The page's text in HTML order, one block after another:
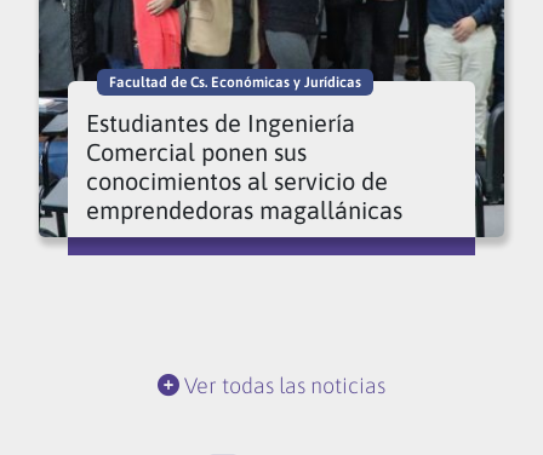
Facultad de Cs. Económicas y Jurídicas
Estudiantes de Ingeniería
Comercial ponen sus
conocimientos al servicio de
emprendedoras magallánicas
Ver todas las noticias